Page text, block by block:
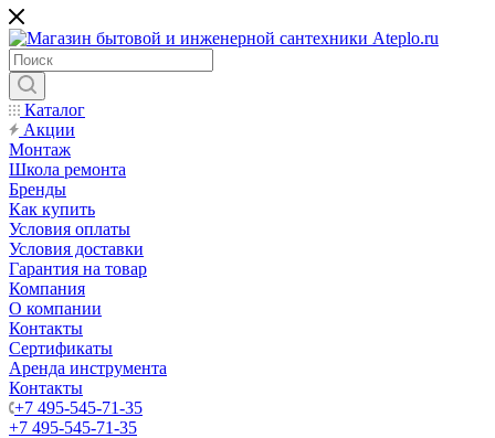
Каталог
Акции
Монтаж
Школа ремонта
Бренды
Как купить
Условия оплаты
Условия доставки
Гарантия на товар
Компания
О компании
Контакты
Сертификаты
Аренда инструмента
Контакты
+7 495-545-71-35
+7 495-545-71-35